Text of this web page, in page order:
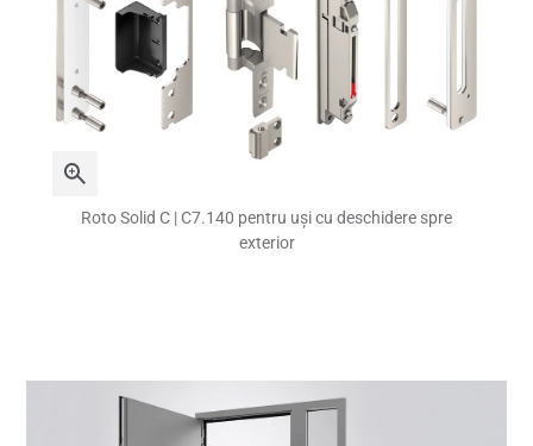
Roto Solid C | C7.140 pentru uși cu deschidere spre
exterior